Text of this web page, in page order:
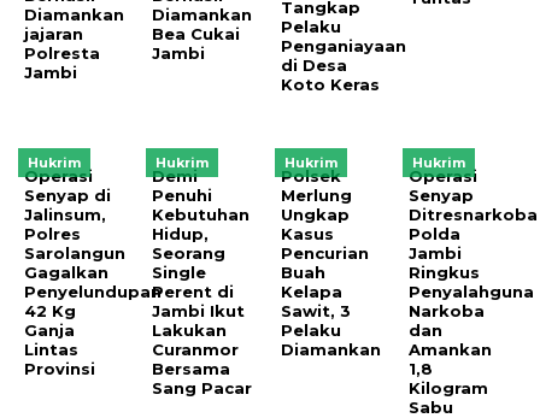
Diamankan
jajaran
Polresta
Jambi
Diamankan
Bea Cukai
Jambi
Tangkap
Pelaku
Penganiayaan
di Desa
Koto Keras
Hukrim
Operasi
Senyap di
Jalinsum,
Polres
Sarolangun
Gagalkan
Penyelundupan
42 Kg
Ganja
Lintas
Provinsi
Hukrim
Demi
Penuhi
Kebutuhan
Hidup,
Seorang
Single
Perent di
Jambi Ikut
Lakukan
Curanmor
Bersama
Sang Pacar
Hukrim
Polsek
Merlung
Ungkap
Kasus
Pencurian
Buah
Kelapa
Sawit, 3
Pelaku
Diamankan
Hukrim
Operasi
Senyap
Ditresnarkoba
Polda
Jambi
Ringkus
Penyalahguna
Narkoba
dan
Amankan
1,8
Kilogram
Sabu